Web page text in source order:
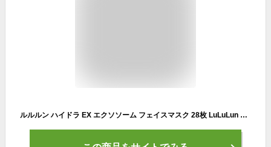
ルルルン ハイドラ EX エクソソーム フェイスマスク 28枚 LuLuLun ハイドラ るるるん ハイドラexマスク フェイスパック シートマスク 顔パック マスクシート フェイスシート 美容マスク 保湿マスク 保湿 角質ケア